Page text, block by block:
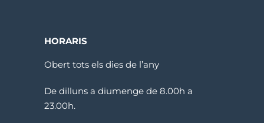
HORARIS
Obert tots els dies de l’any
De dilluns a diumenge de 8.00h a
23.00h.